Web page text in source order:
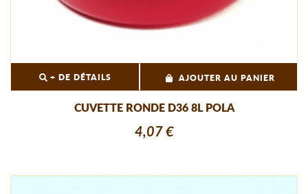
+ DE DÉTAILS AJOUTER AU PANIER
CUVETTE RONDE D36 8L POLA
4,07 €